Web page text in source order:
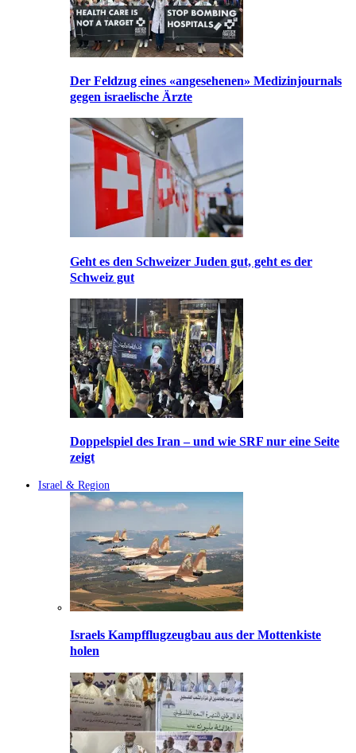
Der Feldzug eines «angesehenen» Medizinjournals
gegen israelische Ärzte
Geht es den Schweizer Juden gut, geht es der
Schweiz gut
Doppelspiel des Iran – und wie SRF nur eine Seite
zeigt
Israel & Region
Israels Kampfflugzeugbau aus der Mottenkiste
holen